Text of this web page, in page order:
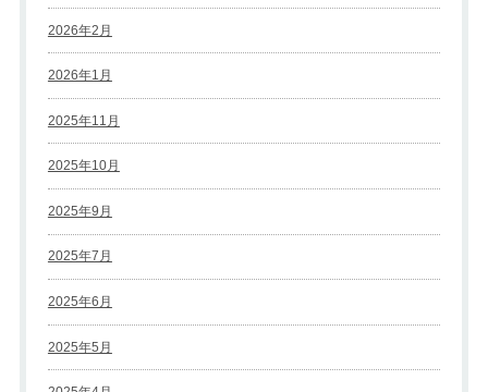
2026年2月
2026年1月
2025年11月
2025年10月
2025年9月
2025年7月
2025年6月
2025年5月